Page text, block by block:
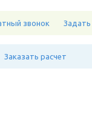
звонок Задать
Заказать расчет